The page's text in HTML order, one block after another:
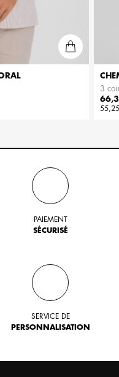
3
Prix
PAIEMENT
SÉCURISÉ
SERVICE DE
PERSONNALISATION